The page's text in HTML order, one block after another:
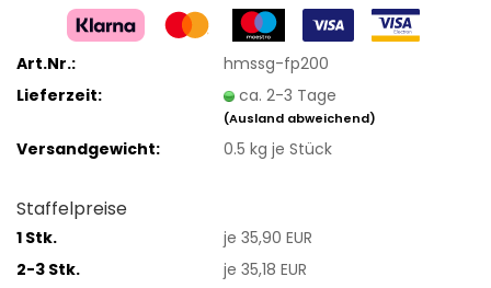
Art.Nr.:
hmssg-fp200
Lieferzeit:
ca. 2-3 Tage
(Ausland abweichend)
Versandgewicht: 0.5 kg je Stück
Staffelpreise
1 Stk.
je 35,90 EUR
2-3 Stk.
je 35,18 EUR